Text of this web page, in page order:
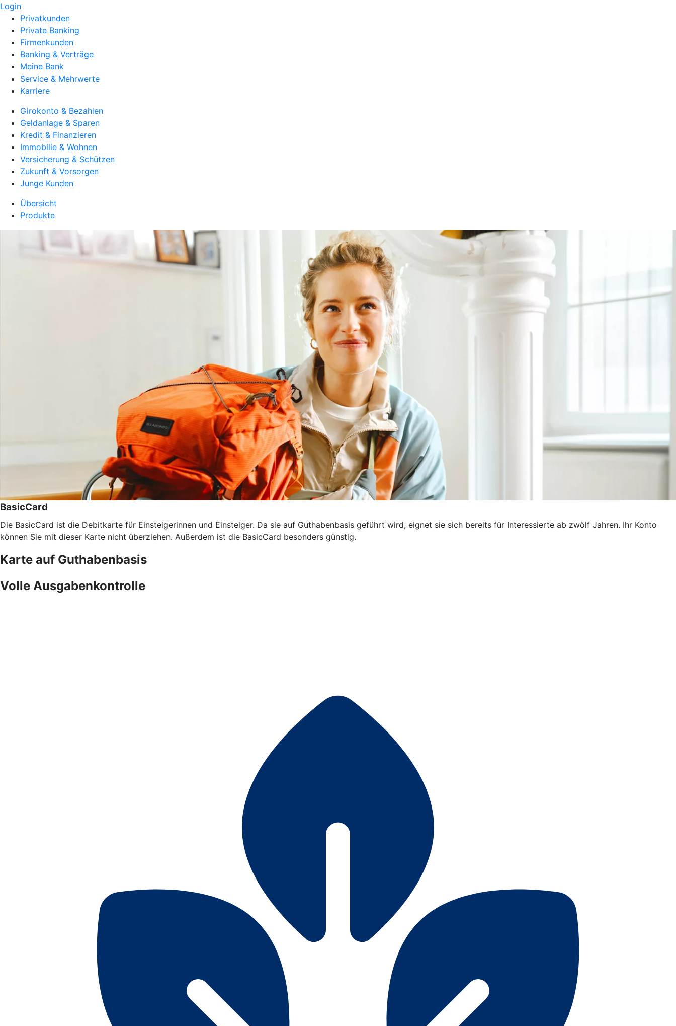
Login
Privatkunden
Private Banking
Firmenkunden
Banking & Verträge
Meine Bank
Service & Mehrwerte
Karriere
Girokonto & Bezahlen
Geldanlage & Sparen
Kredit & Finanzieren
Immobilie & Wohnen
Versicherung & Schützen
Zukunft & Vorsorgen
Junge Kunden
Übersicht
Produkte
BasicCard
Die BasicCard ist die Debitkarte für Einsteigerinnen und Einsteiger. Da sie auf Guthabenbasis geführt wird, eignet sie sich bereits für Interessierte ab zwölf Jahren. Ihr Konto
können Sie mit dieser Karte nicht überziehen. Außerdem ist die BasicCard besonders günstig.
Karte auf Guthabenbasis
Volle Ausgabenkontrolle